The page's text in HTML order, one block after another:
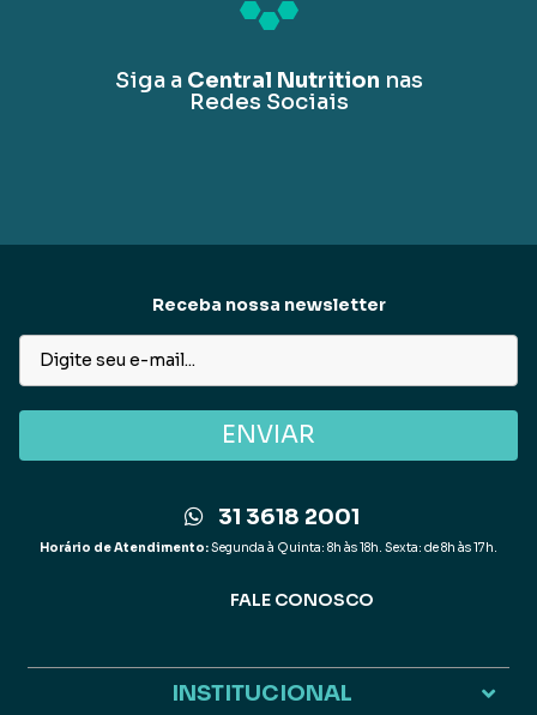
Siga a Central Nutrition nas
Redes Sociais
Receba nossa newsletter
ENVIAR
31 3618 2001
Horário de Atendimento:Segunda à Quinta: 8h às 18h. Sexta: de 8h às 17h.
FALE CONOSCO
INSTITUCIONAL